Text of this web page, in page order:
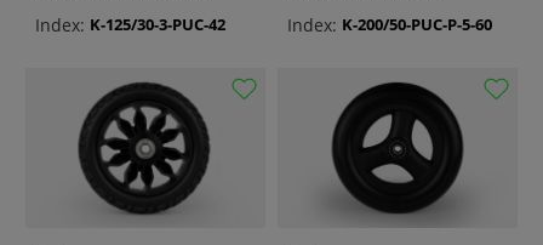
Index: K-125/30-3-PUC-42 Index: K-200/50-PUC-P-5-60